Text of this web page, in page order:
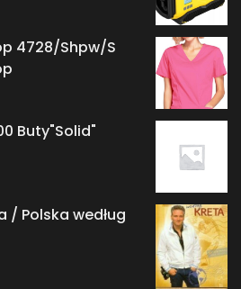
4728/Shpw/S
Buty"Solid"
/ Polska według